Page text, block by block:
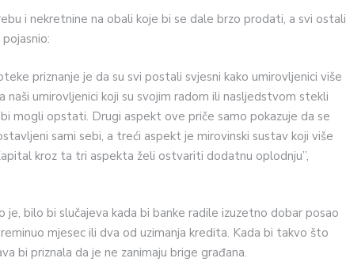
i nekretnine na obali koje bi se dale brzo prodati, a svi ostali
priznanje je da su svi postali svjesni kako umirovljenici više
umirovljenici koji su svojim radom ili nasljedstvom stekli
mogli opstati. Drugi aspekt ove priče samo pokazuje da se
sami sebi, a treći aspekt je mirovinski sustav koji više
kroz ta tri aspekta želi ostvariti dodatnu oplodnju”,
bilo bi slučajeva kada bi banke radile izuzetno dobar posao
mjesec ili dva od uzimanja kredita. Kada bi takvo što
bi priznala da je ne zanimaju brige građana.